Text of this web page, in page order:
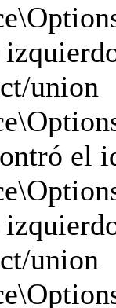
union
el
union